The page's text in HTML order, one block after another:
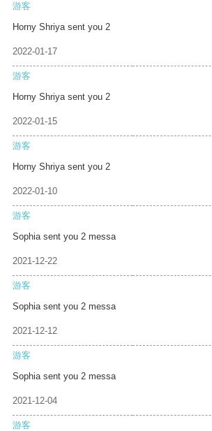
游客
Horny Shriya sent you 2
2022-01-17
游客
Horny Shriya sent you 2
2022-01-15
游客
Horny Shriya sent you 2
2022-01-10
游客
Sophia sent you 2 messa
2021-12-22
游客
Sophia sent you 2 messa
2021-12-12
游客
Sophia sent you 2 messa
2021-12-04
游客